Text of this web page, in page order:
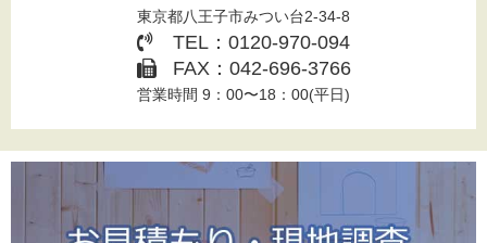
東京都八王子市みつい台2-34-8
TEL：0120-970-094
FAX：042-696-3766
営業時間 9：00〜18：00(平日)